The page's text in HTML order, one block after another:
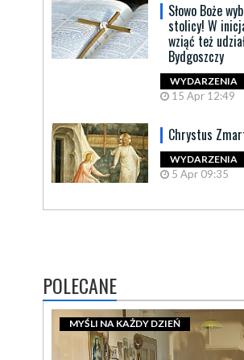
Słowo Boże
stolicy! W
wziąć też
Bydgoszczy
WYDARZENIA
15 Apr 12:49
Chrystus
WYDARZENIA
5 Apr 09:35
POLECANE
MYŚLI NA KAŻDY DZIEŃ